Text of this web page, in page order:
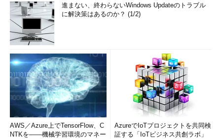
進まない、終わらないWindows Updateのトラブル
に解決策はあるのか？ (1/2)
AWS／Azure上でTensorFlow、C
NTKを――機械学習環境のマネー
AzureでIoTプロジェクトを共同検
証する「IoTビジネス共創ラボ」